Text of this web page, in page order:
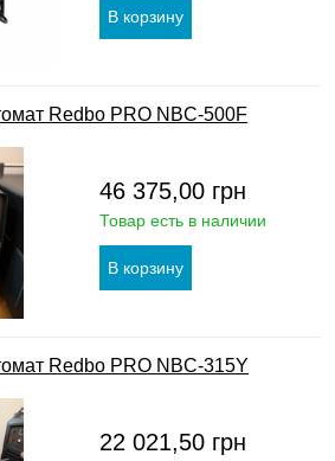
Redbo PRO NBC-500F
46 375,00 грн
Товар есть в наличии
Redbo PRO NBC-315Y
22 021,50 грн